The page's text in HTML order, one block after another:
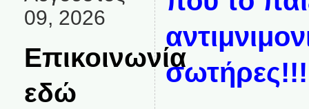
09, 2026
Επικοινωνία
εδώ
σωτήρες!!!